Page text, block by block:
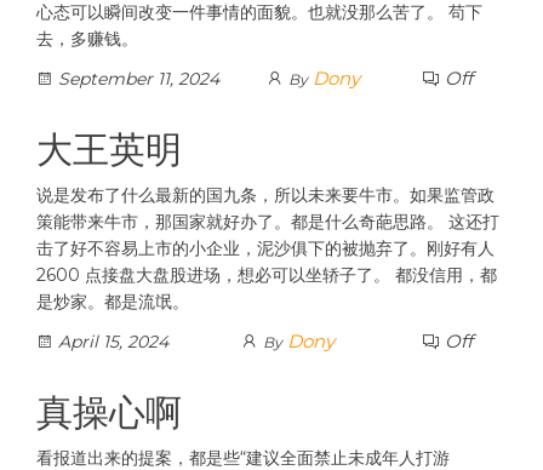
心态可以瞬间改变一件事情的面貌。也就没那么苦了。 苟下
去，多赚钱。
September 11, 2024
By Dony Off
大王英明
说是发布了什么最新的国九条，所以未来要牛市。如果监管政
策能带来牛市，那国家就好办了。都是什么奇葩思路。 这还打
击了好不容易上市的小企业，泥沙俱下的被抛弃了。刚好有人
2600 点接盘大盘股进场，想必可以坐轿子了。 都没信用，都
是炒家。都是流氓。
April 15, 2024
By Dony Off
真操心啊
看报道出来的提案，都是些“建议全面禁止未成年人打游